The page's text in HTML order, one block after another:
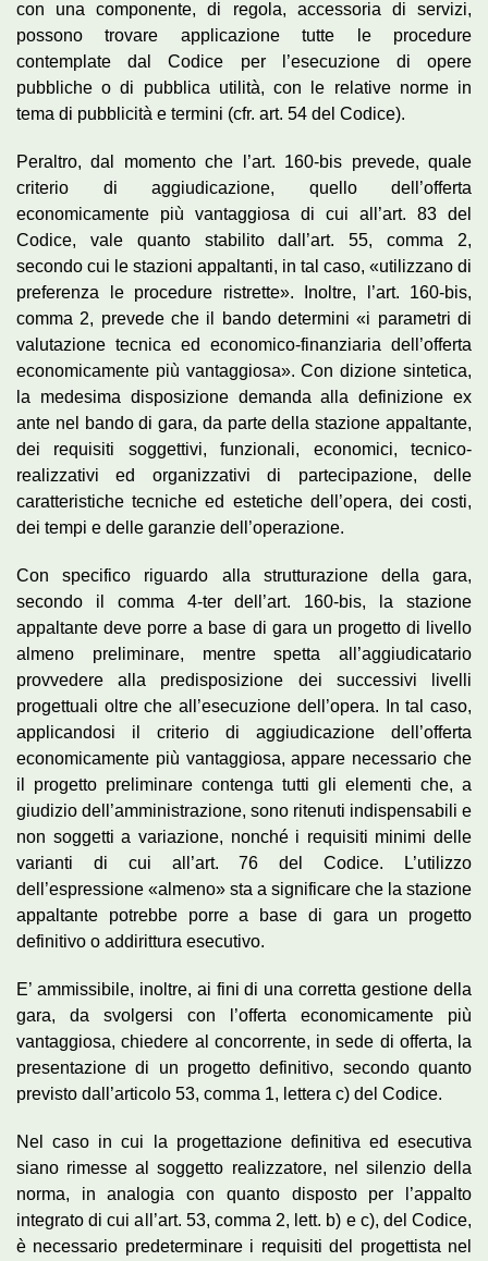
con una componente, di regola, accessoria di servizi,
possono trovare applicazione tutte le procedure
contemplate dal Codice per l’esecuzione di opere
pubbliche o di pubblica utilità, con le relative norme in
tema di pubblicità e termini (cfr. art. 54 del Codice).
Peraltro, dal momento che l’art. 160-bis prevede, quale
criterio di aggiudicazione, quello dell’offerta
economicamente più vantaggiosa di cui all’art. 83 del
Codice, vale quanto stabilito dall’art. 55, comma 2,
secondo cui le stazioni appaltanti, in tal caso, «utilizzano di
preferenza le procedure ristrette». Inoltre, l’art. 160-bis,
comma 2, prevede che il bando determini «i parametri di
valutazione tecnica ed economico-finanziaria dell’offerta
economicamente più vantaggiosa». Con dizione sintetica,
la medesima disposizione demanda alla definizione ex
ante nel bando di gara, da parte della stazione appaltante,
dei requisiti soggettivi, funzionali, economici, tecnico-
realizzativi ed organizzativi di partecipazione, delle
caratteristiche tecniche ed estetiche dell’opera, dei costi,
dei tempi e delle garanzie dell’operazione.
Con specifico riguardo alla strutturazione della gara,
secondo il comma 4-ter dell’art. 160-bis, la stazione
appaltante deve porre a base di gara un progetto di livello
almeno preliminare, mentre spetta all’aggiudicatario
provvedere alla predisposizione dei successivi livelli
progettuali oltre che all’esecuzione dell’opera. In tal caso,
applicandosi il criterio di aggiudicazione dell’offerta
economicamente più vantaggiosa, appare necessario che
il progetto preliminare contenga tutti gli elementi che, a
giudizio dell’amministrazione, sono ritenuti indispensabili e
non soggetti a variazione, nonché i requisiti minimi delle
varianti di cui all’art. 76 del Codice. L’utilizzo
dell’espressione «almeno» sta a significare che la stazione
appaltante potrebbe porre a base di gara un progetto
definitivo o addirittura esecutivo.
E’ ammissibile, inoltre, ai fini di una corretta gestione della
gara, da svolgersi con l’offerta economicamente più
vantaggiosa, chiedere al concorrente, in sede di offerta, la
presentazione di un progetto definitivo, secondo quanto
previsto dall’articolo 53, comma 1, lettera c) del Codice.
Nel caso in cui la progettazione definitiva ed esecutiva
siano rimesse al soggetto realizzatore, nel silenzio della
norma, in analogia con quanto disposto per l’appalto
integrato di cui all’art. 53, comma 2, lett. b) e c), del Codice,
è necessario predeterminare i requisiti del progettista nel